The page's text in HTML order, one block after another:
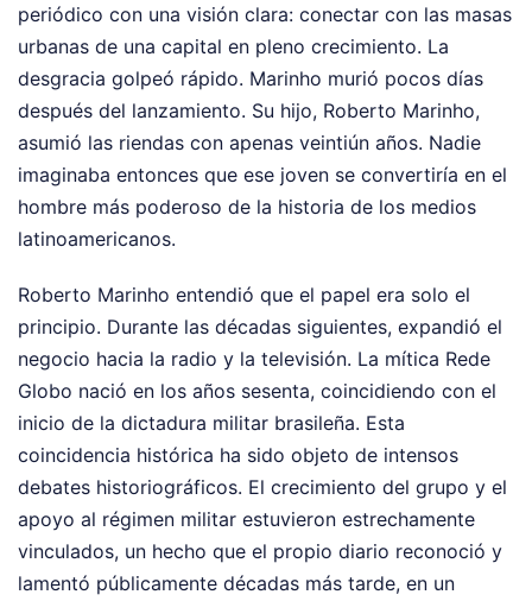
periódico con una visión clara: conectar con las masas
urbanas de una capital en pleno crecimiento. La
desgracia golpeó rápido. Marinho murió pocos días
después del lanzamiento. Su hijo, Roberto Marinho,
asumió las riendas con apenas veintiún años. Nadie
imaginaba entonces que ese joven se convertiría en el
hombre más poderoso de la historia de los medios
latinoamericanos.
Roberto Marinho entendió que el papel era solo el
principio. Durante las décadas siguientes, expandió el
negocio hacia la radio y la televisión. La mítica Rede
Globo nació en los años sesenta, coincidiendo con el
inicio de la dictadura militar brasileña. Esta
coincidencia histórica ha sido objeto de intensos
debates historiográficos. El crecimiento del grupo y el
apoyo al régimen militar estuvieron estrechamente
vinculados, un hecho que el propio diario reconoció y
lamentó públicamente décadas más tarde, en un